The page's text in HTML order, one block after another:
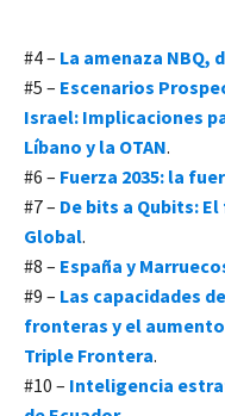
#4 – La amenaza
#5 – Escenarios
Israel: Implicaciones
Líbano y la OTAN.
#6 – Fuerza 2035: la
#7 – De bits a Qubits:
Global.
#8 – España y
#9 – Las capacidades
fronteras y el
Triple Frontera.
#10 – Inteligencia